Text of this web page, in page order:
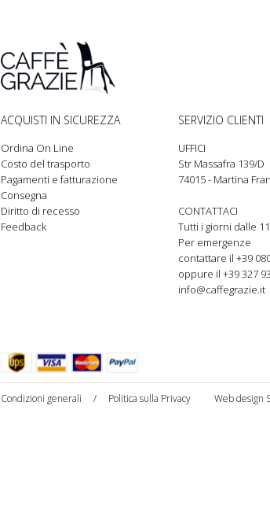
ACQUISTI IN SICUREZZA
Ordina On Line
Costo del trasporto
Pagamenti e fatturazione
Consegna
Diritto di recesso
Feedback
SERVIZIO CLIENTI
UFFICI
Str Massafra 139/D
74015 - Martina
CONTATTACI
Tutti i giorni dalle
Per emergenze
contattare il +39
oppure il +39 327
info@caffegrazie.it
Condizioni generali / Politica sulla Privacy Web design